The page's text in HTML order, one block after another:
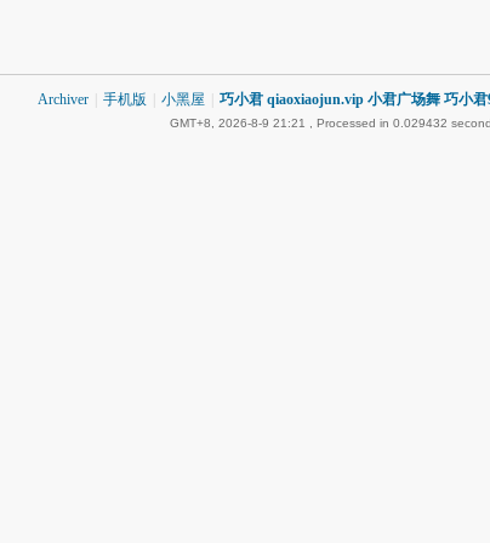
Archiver 手机版 小黑屋 巧小君 qiaoxiaojun.vip 小君广场舞 巧小
GMT+8, 2026-8-9 21:21 , Processed in 0.029432